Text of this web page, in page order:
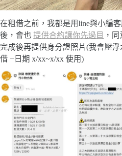
在租借之前，我都是用line與小編
後，會也 提供合約讓你先過目 ，
完成後再提供身分證照片(我會壓
借 +日期 x/xx~x/xx 使用)